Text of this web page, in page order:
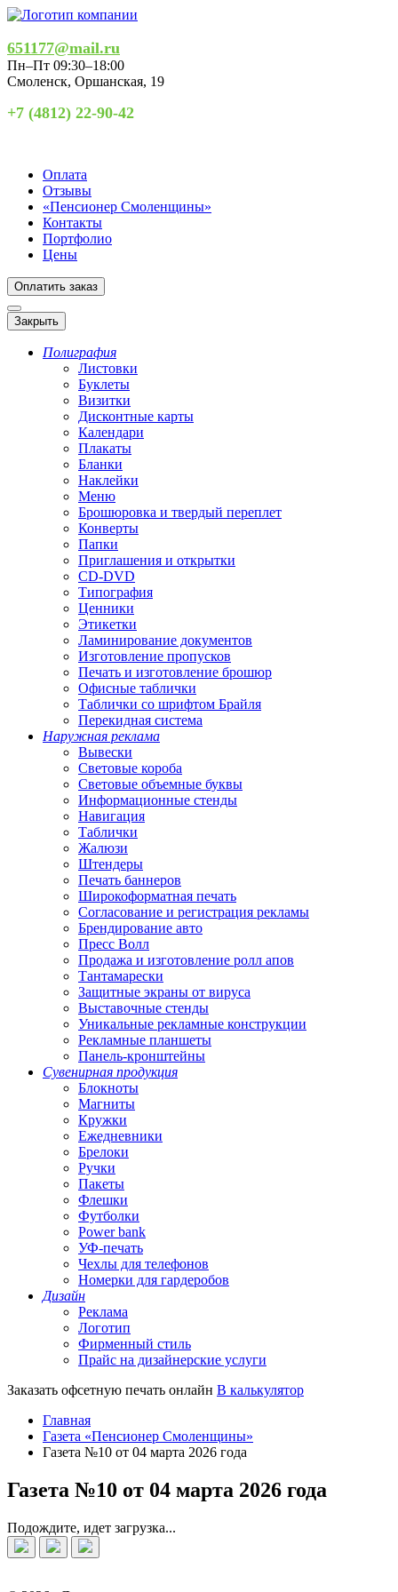
651177@mail.ru
Пн–Пт 09:30–18:00
Смоленск, Оршанская, 19
+7 (4812) 22-90-42
Оплата
Отзывы
«Пенсионер Смоленщины»
Контакты
Портфолио
Цены
Оплатить заказ
Закрыть
Полиграфия
Листовки
Буклеты
Визитки
Дисконтные карты
Календари
Плакаты
Бланки
Наклейки
Меню
Брошюровка и твердый переплет
Конверты
Папки
Приглашения и открытки
CD-DVD
Типография
Ценники
Этикетки
Ламинирование документов
Изготовление пропусков
Печать и изготовление брошюр
Офисные таблички
Таблички со шрифтом Брайля
Перекидная система
Наружная реклама
Вывески
Световые короба
Световые объемные буквы
Информационные стенды
Навигация
Таблички
Жалюзи
Штендеры
Печать баннеров
Широкоформатная печать
Согласование и регистрация рекламы
Брендирование авто
Пресс Волл
Продажа и изготовление ролл апов
Тантамарески
Защитные экраны от вируса
Выставочные стенды
Уникальные рекламные конструкции
Рекламные планшеты
Панель-кронштейны
Сувенирная продукция
Блокноты
Магниты
Кружки
Ежедневники
Брелоки
Ручки
Пакеты
Флешки
Футболки
Power bank
УФ-печать
Чехлы для телефонов
Номерки для гардеробов
Дизайн
Реклама
Логотип
Фирменный стиль
Прайс на дизайнерские услуги
Заказать офсетную печать онлайн В калькулятор
Главная
Газета «Пенсионер Смоленщины»
Газета №10 от 04 марта 2026 года
Газета №10 от 04 марта 2026 года
Подождите, идет загрузка...